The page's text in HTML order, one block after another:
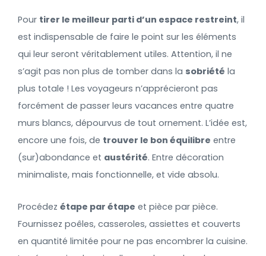
Pour tirer le meilleur parti d’un espace restreint, il
est indispensable de faire le point sur les éléments
qui leur seront véritablement utiles. Attention, il ne
s’agit pas non plus de tomber dans la sobriété la
plus totale ! Les voyageurs n’apprécieront pas
forcément de passer leurs vacances entre quatre
murs blancs, dépourvus de tout ornement. L’idée est,
encore une fois, de trouver le bon équilibre entre
(sur)abondance et austérité. Entre décoration
minimaliste, mais fonctionnelle, et vide absolu.
Procédez étape par étape et pièce par pièce.
Fournissez poêles, casseroles, assiettes et couverts
en quantité limitée pour ne pas encombrer la cuisine.